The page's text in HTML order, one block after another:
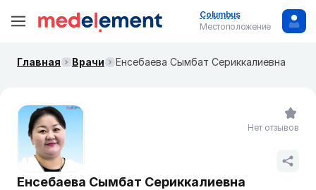
Columbus
Местоположение
Главная Врачи Енсебаева Сымбат Сериккалиевна
Енсебаева Сымбат Сериккалиевна
Нет отзывов